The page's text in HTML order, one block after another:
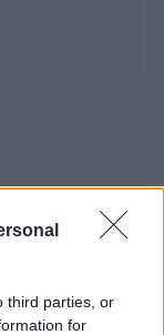
third parties, or
for